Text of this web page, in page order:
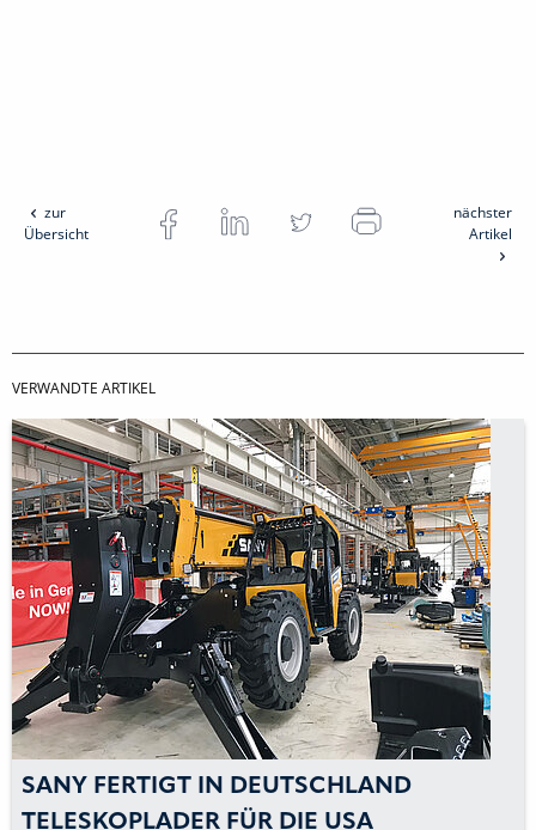
zur
Übersicht
nächster
Artikel
VERWANDTE ARTIKEL
SANY FERTIGT IN DEUTSCHLAND
TELESKOPLADER FÜR DIE USA